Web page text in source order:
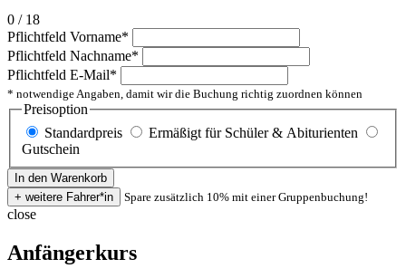
0 / 18
Pflichtfeld Vorname*
Pflichtfeld Nachname*
Pflichtfeld E-Mail*
* notwendige Angaben, damit wir die Buchung richtig zuordnen können
Preisoption
Standardpreis
Ermäßigt für Schüler & Abiturienten
Gutschein
Spare zusätzlich 10% mit einer Gruppenbuchung!
close
Anfängerkurs